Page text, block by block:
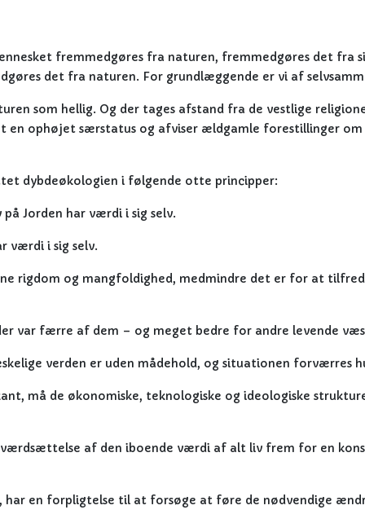
fremmedgøres fra naturen, fremmedgøres det fra
det fra naturen. For grundlæggende er vi af
som hellig. Og der tages afstand fra de vestlige
ophøjet særstatus og afviser ældgamle forestillinger om
dybdeøkologien i følgende otte principper:
Jorden har værdi i sig selv.
værdi i sig selv.
rigdom og mangfoldighed, medmindre det er for at
var færre af dem – og meget bedre for andre levende
verden er uden mådehold, og situationen forværres
må de økonomiske, teknologiske og ideologiske
af den iboende værdi af alt liv frem for en
har en forpligtelse til at forsøge at føre de nødvendige